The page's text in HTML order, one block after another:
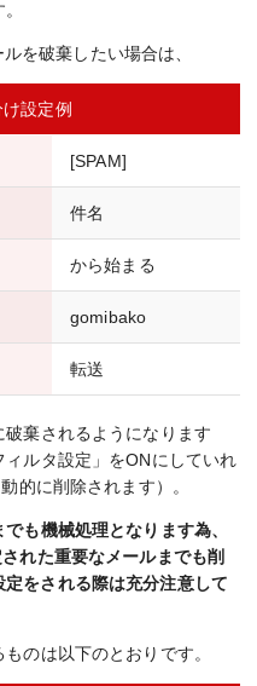
を破棄したい場合は、
設定例
[SPAM]
件名
から始まる
gomibako
転送
棄されるようになります
ィルタ設定」をONにしていれ
的に削除されます）。
も機械処理となります為、
れた重要なメールまでも削
をされる際は充分注意して
のは以下のとおりです。